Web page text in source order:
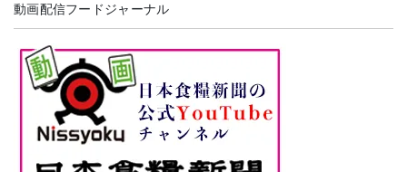
動画配信フードジャーナル